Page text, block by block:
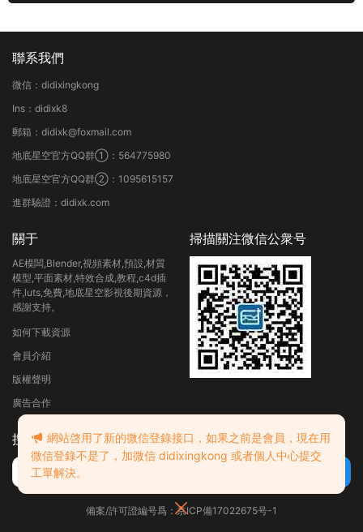
聯系我們
微信：didixingkong
Ins：didixk8
郵箱：didixk@foxmail.com
地底星空官方QQ群①：564775980
地底星空官方QQ群②：1095615157
進群驗證：didixk.com
關于
AE模闆,Blender,視頻素材,預設,材質
模型,平面素材,特效合成,教程,c4d插
件,luts,免費,地底星空影視後期資源，
感謝支持。
如何下載資源
會員介紹
版權聲明
廣告合作
掃描關注微信公衆号
搜索
備案/許可證編号爲：京ICP備17022675号-1
網站啓用了新的微信登錄接口，如果之前是會員，現在用
微信登錄不是了，加微信 didixingkong 或者個人中心提交
工單解決。